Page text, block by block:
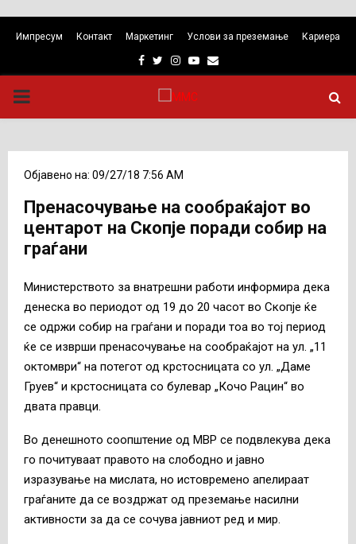
Импресум Контакт Маркетинг Услови за преземање Кариера
Facebook
TwitterInstagram
Youtube
Email
PRIMARY
Објавено на: 09/27/18 7:56 AM
Пренасочување на сообраќајот во
центарот на Скопје поради собир на
граѓани
Министерството за внатрешни работи информира дека
денеска во периодот од 19 до 20 часот во Скопје ќе
се одржи собир на граѓани и поради тоа во тој период
ќе се изврши пренасочување на сообраќајот на ул. „11
октомври“ на потегот од крстосницата со ул. „Даме
Груев“ и крстосницата со булевар „Кочо Рацин“ во
двата правци.
Во денешното соопштение од МВР се подвлекува дека
го почитуваат правото на слободно и јавно
изразување на мислата, но истовремено апелираат
граѓаните да се воздржат од преземање насилни
активности за да се сочува јавниот ред и мир.